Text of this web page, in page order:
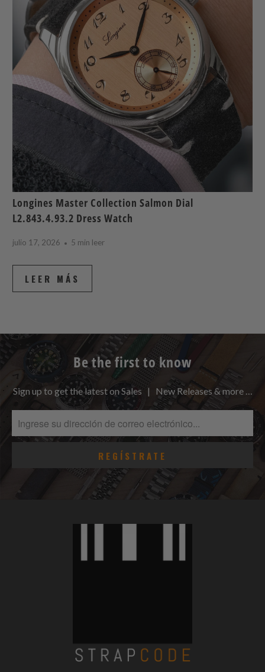
Longines Master Collection Salmon Dial
L2.843.4.93.2 Dress Watch
julio 17, 2026 5 min leer
LEER MÁS
Be the first to know
Sign up to get the latest on Sales | New Releases & more …